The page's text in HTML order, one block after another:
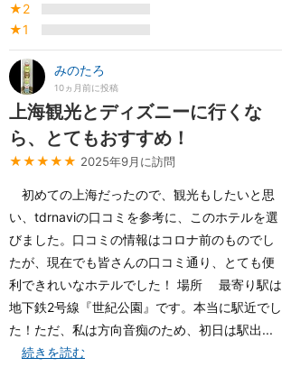
★2
★1
みのたろ
10ヵ月前に投稿
上海観光とディズニーに行くな
ら、とてもおすすめ！
★★★★★ 2025年9月に訪問
初めての上海だったので、観光もしたいと思
い、tdrnaviの口コミを参考に、このホテルを選
びました。口コミの情報はコロナ前のものでし
たが、現在でも皆さんの口コミ通り、とても便
利できれいなホテルでした！ 場所 最寄り駅は
地下鉄2号線『世紀公園』です。本当に駅近でし
た！ただ、私は方向音痴のため、初日は駅出...
続きを読む